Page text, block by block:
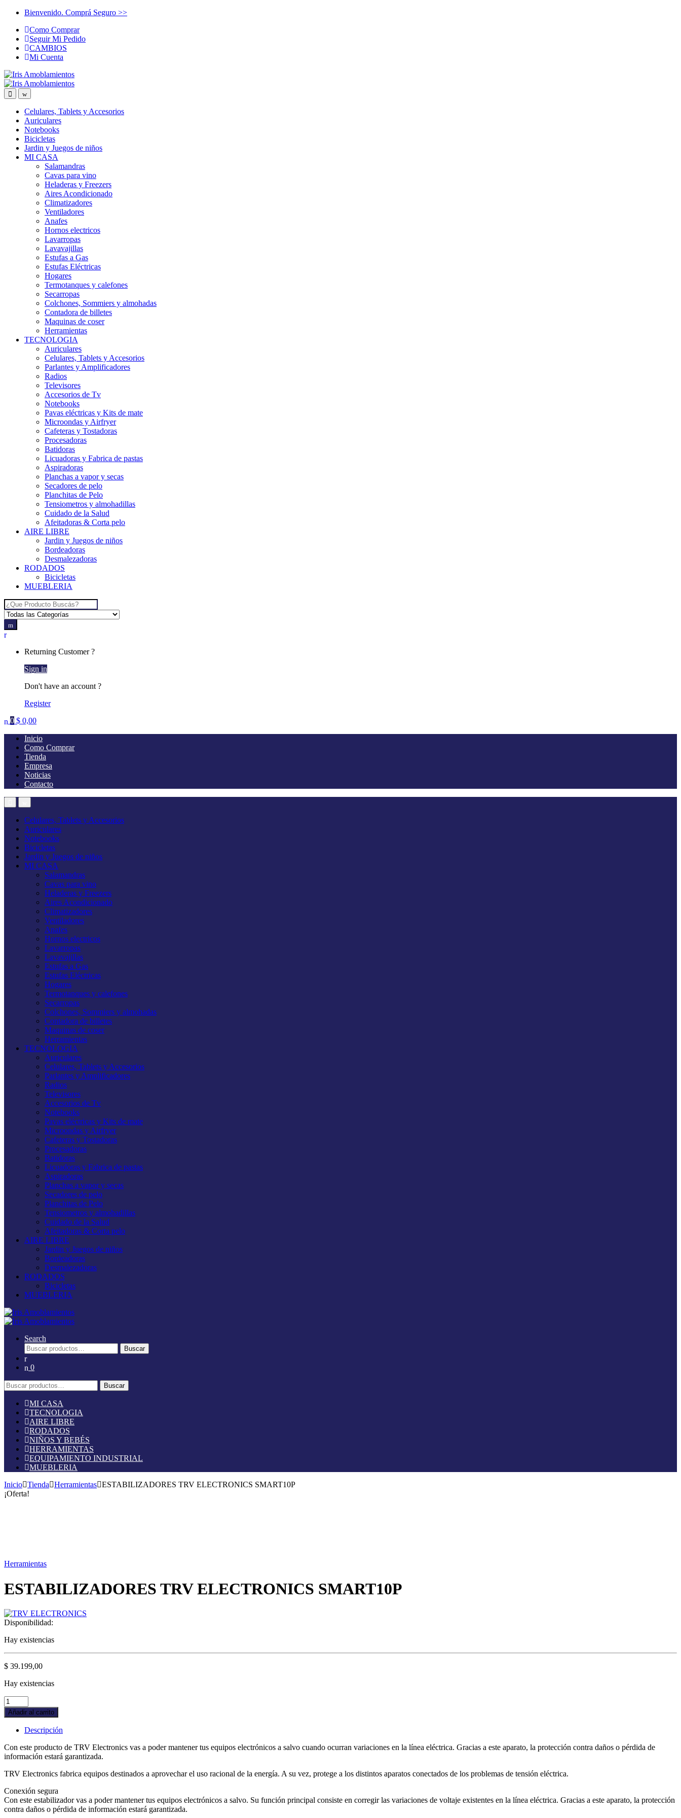
Skip
navigation
Skip
content
Bienvenido. Comprá Seguro >>
Como Comprar
Seguir Mi Pedido
CAMBIOS
Mi Cuenta
Celulares, Tablets y Accesorios
Auriculares
Notebooks
Bicicletas
Jardin y Juegos de niños
MI CASA
Salamandras
Cavas para vino
Heladeras y Freezers
Aires Acondicionado
Climatizadores
Ventiladores
Anafes
Hornos electricos
Lavarropas
Lavavajillas
Estufas a Gas
Estufas Eléctricas
Hogares
Termotanques y calefones
Secarropas
Colchones, Sommiers y almohadas
Contadora de billetes
Maquinas de coser
Herramientas
TECNOLOGIA
Auriculares
Celulares, Tablets y Accesorios
Parlantes y Amplificadores
Radios
Televisores
Accesorios de Tv
Notebooks
Pavas eléctricas y Kits de mate
Microondas y Airfryer
Cafeteras y Tostadoras
Procesadoras
Batidoras
Licuadoras y Fabrica de pastas
Aspiradoras
Planchas a vapor y secas
Secadores de pelo
Planchitas de Pelo
Tensiometros y almohadillas
Cuidado de la Salud
Afeitadoras & Corta pelo
AIRE LIBRE
Jardin y Juegos de niños
Bordeadoras
Desmalezadoras
RODADOS
Bicicletas
MUEBLERIA
Search for:
Returning Customer ?
Sign in
Don't have an account ?
Register
0 $ 0,00
Inicio
Como Comprar
Tienda
Empresa
Noticias
Contacto
Celulares, Tablets y Accesorios
Auriculares
Notebooks
Bicicletas
Jardin y Juegos de niños
MI CASA
Salamandras
Cavas para vino
Heladeras y Freezers
Aires Acondicionado
Climatizadores
Ventiladores
Anafes
Hornos electricos
Lavarropas
Lavavajillas
Estufas a Gas
Estufas Eléctricas
Hogares
Termotanques y calefones
Secarropas
Colchones, Sommiers y almohadas
Contadora de billetes
Maquinas de coser
Herramientas
TECNOLOGIA
Auriculares
Celulares, Tablets y Accesorios
Parlantes y Amplificadores
Radios
Televisores
Accesorios de Tv
Notebooks
Pavas eléctricas y Kits de mate
Microondas y Airfryer
Cafeteras y Tostadoras
Procesadoras
Batidoras
Licuadoras y Fabrica de pastas
Aspiradoras
Planchas a vapor y secas
Secadores de pelo
Planchitas de Pelo
Tensiometros y almohadillas
Cuidado de la Salud
Afeitadoras & Corta pelo
AIRE LIBRE
Jardin y Juegos de niños
Bordeadoras
Desmalezadoras
RODADOS
Bicicletas
MUEBLERIA
Search
Buscar
por:
Buscar
0
Buscar
por:
Buscar
MI CASA
TECNOLOGIA
AIRE LIBRE
RODADOS
NIÑOS Y BEBÉS
HERRAMIENTAS
EQUIPAMIENTO INDUSTRIAL
MUEBLERIA
Inicio Tienda Herramientas ESTABILIZADORES TRV ELECTRONICS SMART10P
¡Oferta!
Herramientas
ESTABILIZADORES TRV ELECTRONICS SMART10P
Disponibilidad:
Hay existencias
$ 39.199,00
Hay existencias
ESTABILIZADORES
TRV
ELECTRONICS
SMART10P
quantity
Añadir al carrito
Descripción
Con este producto de TRV Electronics vas a poder mantener tus equipos electrónicos a salvo cuando ocurran variaciones en la línea eléctrica. Gracias a este aparato, la protección contra daños o pérdida de
información estará garantizada.
TRV Electronics fabrica equipos destinados a aprovechar el uso racional de la energía. A su vez, protege a los distintos aparatos conectados de los problemas de tensión eléctrica.
Conexión segura
Con este estabilizador vas a poder mantener tus equipos electrónicos a salvo. Su función principal consiste en corregir las variaciones de voltaje existentes en la línea eléctrica. Gracias a este aparato, la protección
contra daños o pérdida de información estará garantizada.